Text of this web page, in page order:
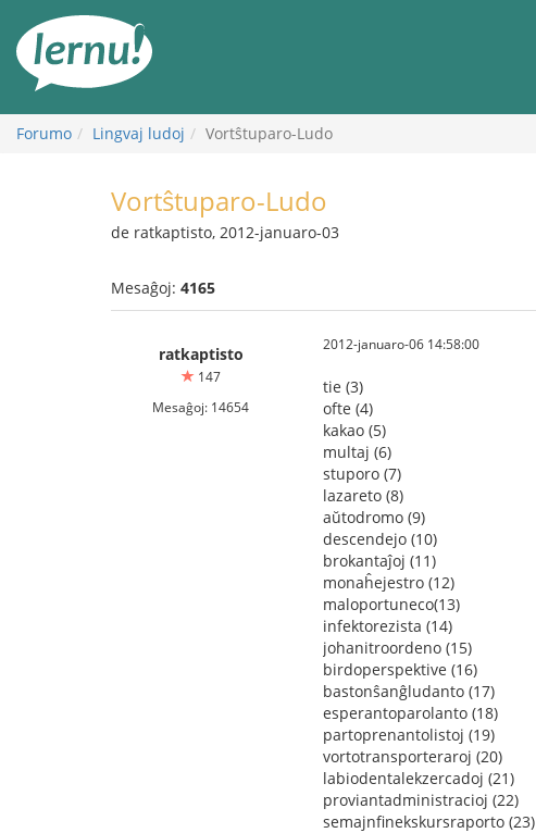
enhavo
Forumo Lingvaj ludoj Vortŝtuparo-Ludo
Vortŝtuparo-Ludo
de ratkaptisto, 2012-januaro-03
Mesaĝoj: 4165
ratkaptisto
147
Mesaĝoj: 14654
2012-januaro-06 14:58:00
tie (3)
ofte (4)
kakao (5)
multaj (6)
stuporo (7)
lazareto (8)
aŭtodromo (9)
descendejo (10)
brokantaĵoj (11)
monaĥejestro (12)
maloportuneco(13)
infektorezista (14)
johanitroordeno (15)
birdoperspektive (16)
bastonŝanĝludanto (17)
esperantoparolanto (18)
partoprenantolistoj (19)
vortotransporteraroj (20)
labiodentalekzercadoj (21)
proviantadministracioj (22)
semajnfinekskursraporto (23)